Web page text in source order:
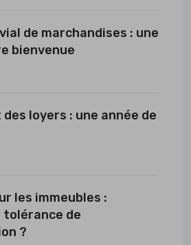
de marchandises : une
bienvenue
loyers : une année de
les immeubles :
tolérance de
?